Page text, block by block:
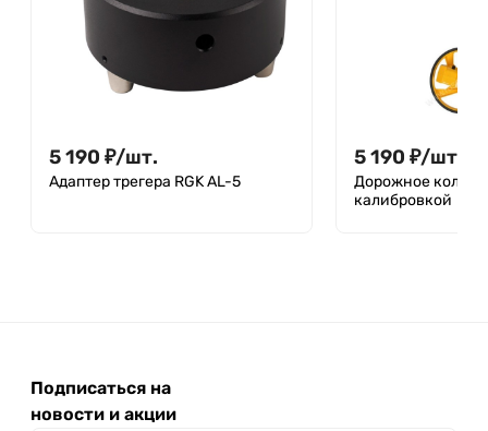
5 190 ₽/шт.
Адаптер трегера RGK AL-5
5 190 ₽/шт.
Дорожное колесо
калибровкой
Подписаться на
новости и акции